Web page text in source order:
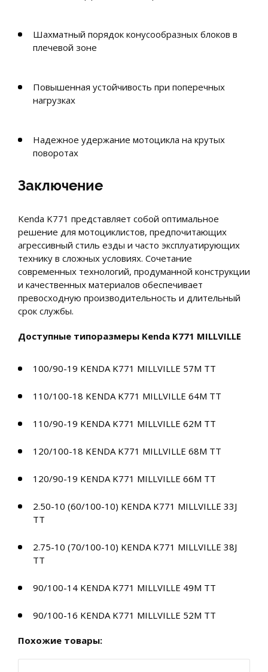
Шахматный порядок конусообразных блоков в
плечевой зоне
Повышенная устойчивость при поперечных
нагрузках
Надежное удержание мотоцикла на крутых
поворотах
Заключение
Kenda K771 представляет собой оптимальное
решение для мотоциклистов, предпочитающих
агрессивный стиль езды и часто эксплуатирующих
технику в сложных условиях. Сочетание
современных технологий, продуманной конструкции
и качественных материалов обеспечивает
превосходную производительность и длительный
срок службы.
Доступные типоразмеры Kenda K771 MILLVILLE
100/90-19 KENDA K771 MILLVILLE 57M TT
110/100-18 KENDA K771 MILLVILLE 64M TT
110/90-19 KENDA K771 MILLVILLE 62M TT
120/100-18 KENDA K771 MILLVILLE 68M TT
120/90-19 KENDA K771 MILLVILLE 66M TT
2.50-10 (60/100-10) KENDA K771 MILLVILLE 33J
TT
2.75-10 (70/100-10) KENDA K771 MILLVILLE 38J
TT
90/100-14 KENDA K771 MILLVILLE 49M TT
90/100-16 KENDA K771 MILLVILLE 52M TT
Похожие товары: